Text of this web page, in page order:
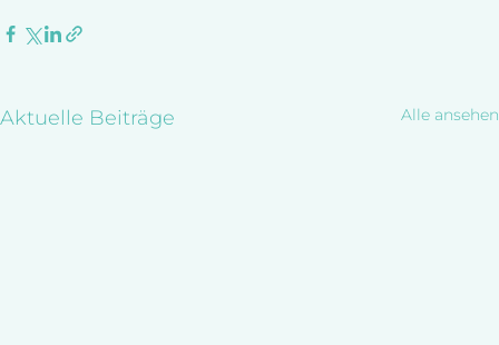
Aktuelle Beiträge Alle ansehen